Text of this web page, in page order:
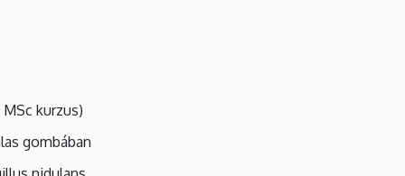
kurzus)
gombában